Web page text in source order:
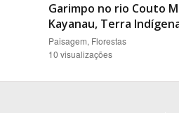
Garimpo no rio Couto
Kayanau, Terra
Paisagem, Florestas
10 visualizações